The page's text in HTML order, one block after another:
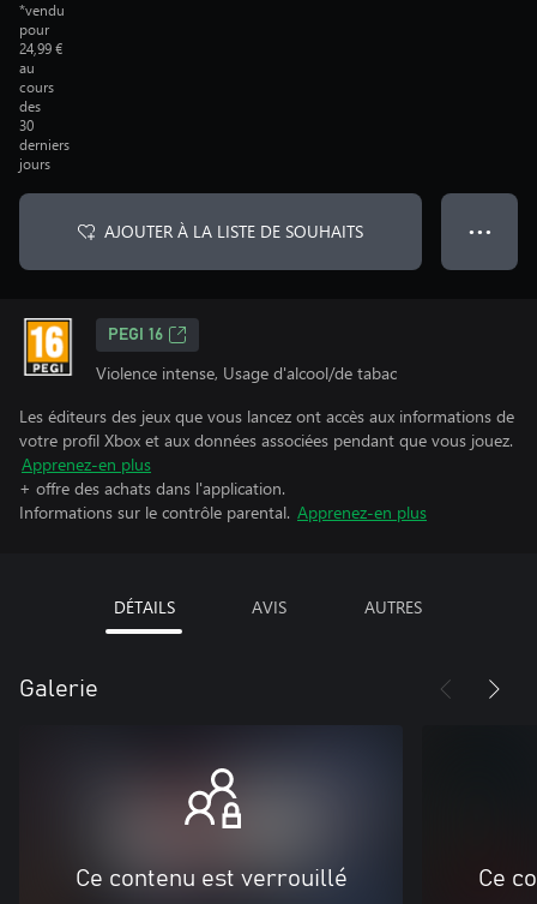
*vendu
pour
24,99 €
au
cours
des
30
derniers
jours
AJOUTER À LA LISTE DE SOUHAITS ● ● ●
PEGI 16
Violence intense, Usage d'alcool/de tabac
Les éditeurs des jeux que vous lancez ont accès aux informations de
votre profil Xbox et aux données associées pendant que vous jouez.
Apprenez-en plus
+ offre des achats dans l'application.
Informations sur le contrôle parental. Apprenez-en plus
DÉTAILS AVIS AUTRES
Galerie
Ce contenu est verrouillé Ce